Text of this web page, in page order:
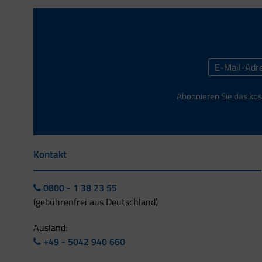
Abonnieren Sie das
Kontakt
0800 - 1 38 23 55
(gebührenfrei aus Deutschland)
Ausland:
+49 - 5042 940 660